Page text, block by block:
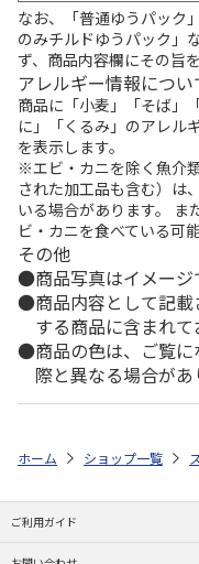
なお、「普通ゆうパック
のみチルドゆうパック」
ず、商品内容欄にその旨
アレルギー情報につい
商品に「小麦」「そば」
に」「くるみ」のアレル
を表示します。
※エビ・カニを除く魚介
された加工品も含む）は
いる場合があります。 ま
ビ・カニを食べている可
その他
商品写真はイメージ
商品内容として記
する商品に含まれて
商品の色は、ご覧
際と異なる場合があ
ホーム ショップ一覧
ご利用ガイド